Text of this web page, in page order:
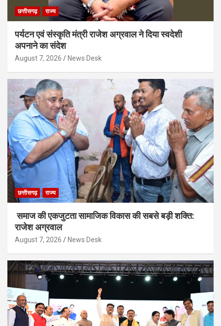
छत्तीसगढ़ राज्य
पर्यटन एवं संस्कृति मंत्री राजेश अग्रवाल ने दिया स्वदेशी
अपनाने का संदेश
August 7, 2026 News Desk
छत्तीसगढ़ राज्य
समाज की एकजुटता सामाजिक विकास की सबसे बड़ी शक्ति:
राजेश अग्रवाल
August 7, 2026 News Desk